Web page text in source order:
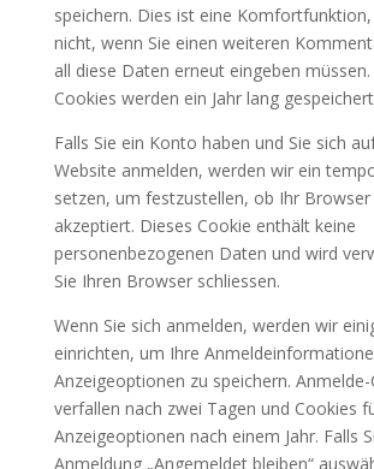
speichern. Dies ist eine
nicht, wenn Sie einen weiteren
all diese Daten erneut eingeben
Cookies werden ein Jahr lang
Falls Sie ein Konto haben und Sie sich
Website anmelden, werden wir ein
setzen, um festzustellen, ob Ihr Browser
akzeptiert. Dieses Cookie enthält keine
personenbezogenen Daten und wird
Sie Ihren Browser schliessen.
Wenn Sie sich anmelden, werden wir
einrichten, um Ihre
Anzeigeoptionen zu speichern.
verfallen nach zwei Tagen und Cookies
Anzeigeoptionen nach einem Jahr. Falls
Anmeldung „Angemeldet bleiben“